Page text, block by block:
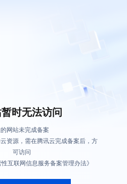
暂时无法访问
网站未完成备案
资源，需在腾讯云完成备案后，方
可访问
互联网信息服务备案管理办法》